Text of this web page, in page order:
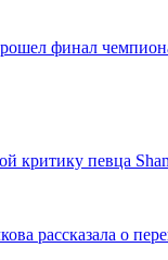
финал
критику певца
рассказала о